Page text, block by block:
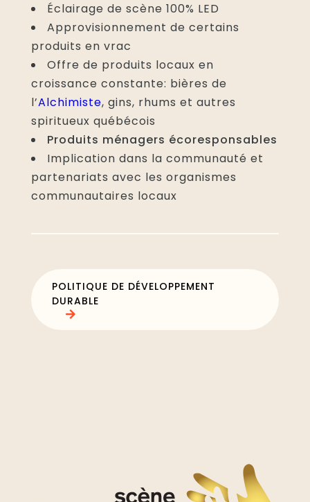
Éclairage de scène 100% LED
Approvisionnement de certains
produits en vrac
Offre de produits locaux en
croissance constante: bières de
l’Alchimiste, gins, rhums et autres
spiritueux québécois
Produits ménagers écoresponsables
Implication dans la communauté et
partenariats avec les organismes
communautaires locaux
POLITIQUE DE DÉVELOPPEMENT
DURABLE